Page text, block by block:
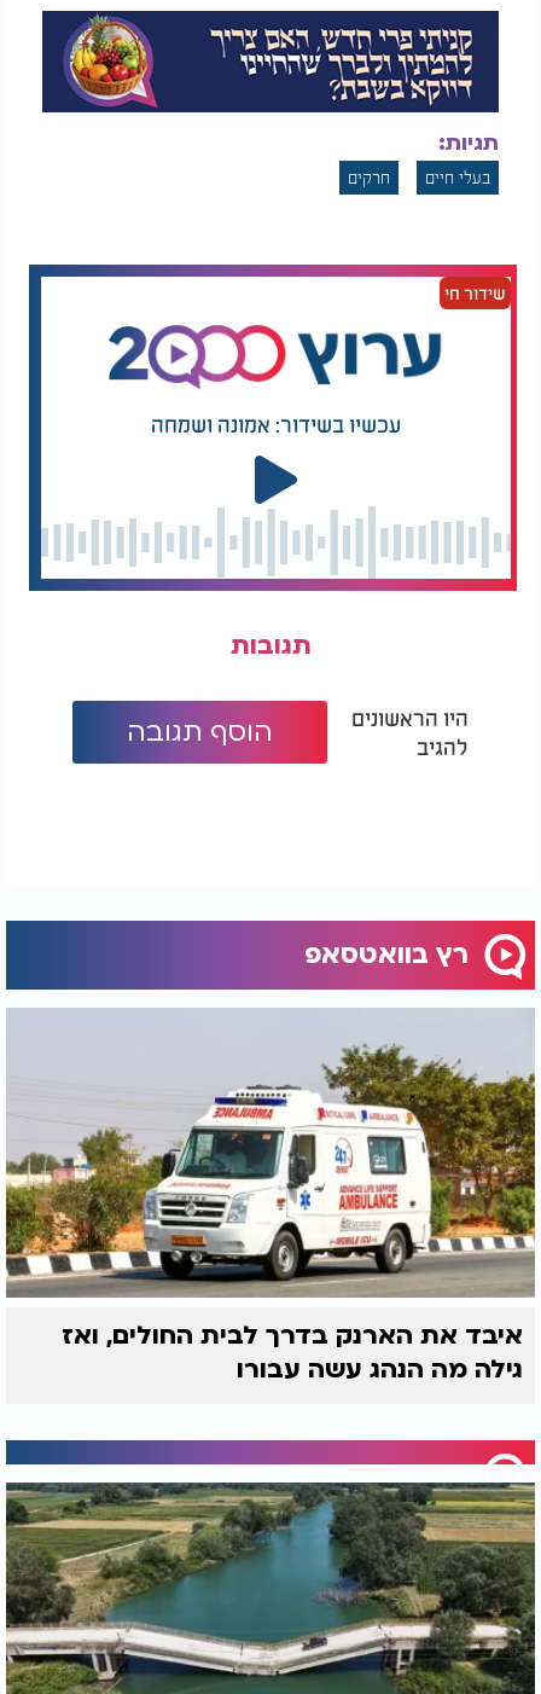
תגיות:
בעלי חיים חרקים
שידור חי
עכשיו בשידור: אמונה ושמחה
תגובות
היו הראשונים
להגיב
הוסף תגובה
רץ בוואטסאפ
איבד את הארנק בדרך לבית החולים, ואז
גילה מה הנהג עשה עבורו